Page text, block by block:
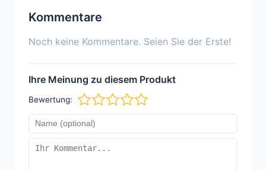
Kommentare
Noch keine Kommentare. Seien Sie der Erste!
Ihre Meinung zu diesem Produkt
Bewertung: